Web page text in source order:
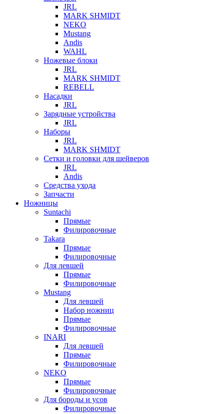
JRL
MARK SHMIDT
NEKO
Mustang
Andis
WAHL
Ножевые блоки
JRL
MARK SHMIDT
REBELL
Насадки
JRL
Зарядные устройства
JRL
Наборы
JRL
MARK SHMIDT
Сетки и головки для шейверов
JRL
Andis
Средства ухода
Запчасти
Ножницы
Suntachi
Прямые
Филировочные
Takara
Прямые
Филировочные
Для левшей
Прямые
Филировочные
Mustang
Для левшей
Набор ножниц
Прямые
Филировочные
INARI
Для левшей
Прямые
Филировочные
NEKO
Прямые
Филировочные
Для бороды и усов
Филировочные